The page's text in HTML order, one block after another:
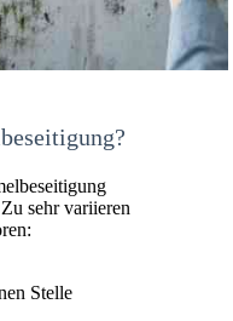
sehr variieren
Stelle